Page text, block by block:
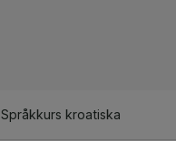
Språkkurs kroatiska